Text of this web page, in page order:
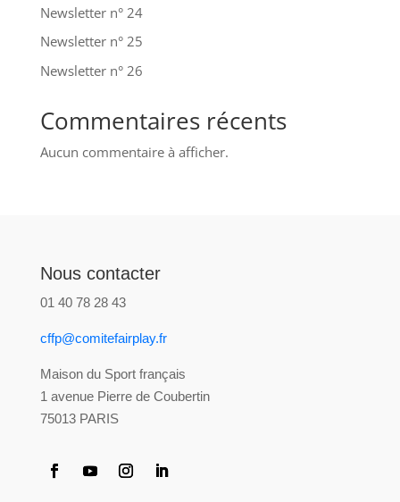
Newsletter n° 24
Newsletter n° 25
Newsletter n° 26
Commentaires récents
Aucun commentaire à afficher.
Nous contacter
01 40 78 28 43
cffp@comitefairplay.fr
Maison du Sport français
1 avenue Pierre de Coubertin
75013 PARIS